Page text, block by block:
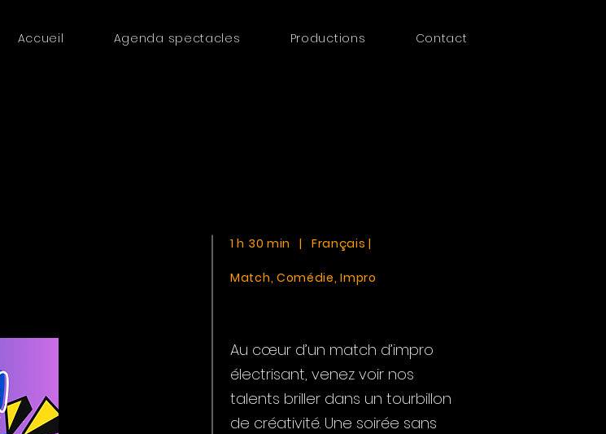
Accueil Agenda spectacles Productions Contact
1 h 30 min | Français |
Match, Comédie, Impro
Au cœur d’un match d’impro
électrisant, venez voir nos
talents briller dans un tourbillon
de créativité. Une soirée sans